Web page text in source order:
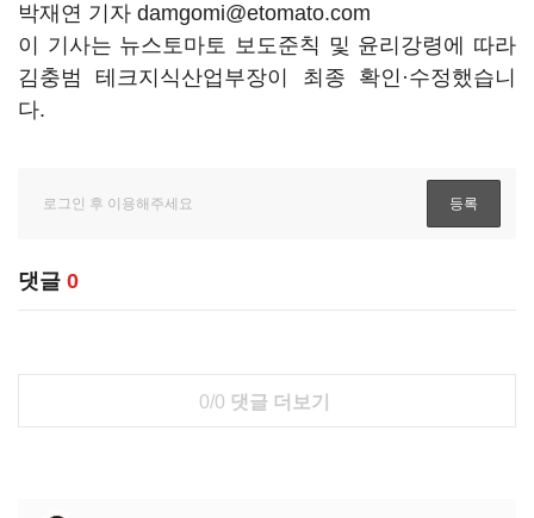
박재연 기자 damgomi@etomato.com
이 기사는 뉴스토마토 보도준칙 및 윤리강령에 따라
김충범 테크지식산업부장이 최종 확인·수정했습니
다.
댓글 0
0/0 댓글 더보기